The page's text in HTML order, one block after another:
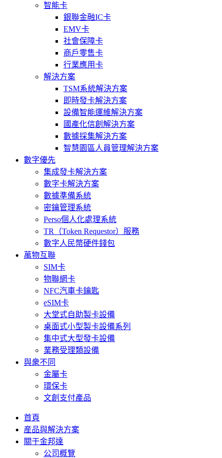
智能卡
銀聯金融IC卡
EMV卡
社會保障卡
商戶零售卡
行業應用卡
解決方案
TSM系統解決方案
即時發卡解決方案
設備智能運維解決方案
國產化信創解決方案
數據採集解決方案
智慧園區人員管理解決方案
數字優先
集成發卡解決方案
數字卡解決方案
數據準備系統
密鑰管理系統
Perso個人化處理系統
TR（Token Requestor）服務
數字人民幣硬件錢包
萬物互聯
SIM卡
物聯網卡
NFC汽車卡鑰匙
eSIM卡
大堂式自助製卡設備
桌面式小型製卡設備系列
集中式大型發卡設備
業務受理類設備
與衆不同
金屬卡
環保卡
文創支付產品
首頁
産品與解決方案
關于金邦達
公司概覽